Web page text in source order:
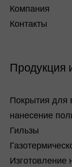
Компания
Контакты
Продукция
Покрытия для
нанесение
Гильзы
Изготовление